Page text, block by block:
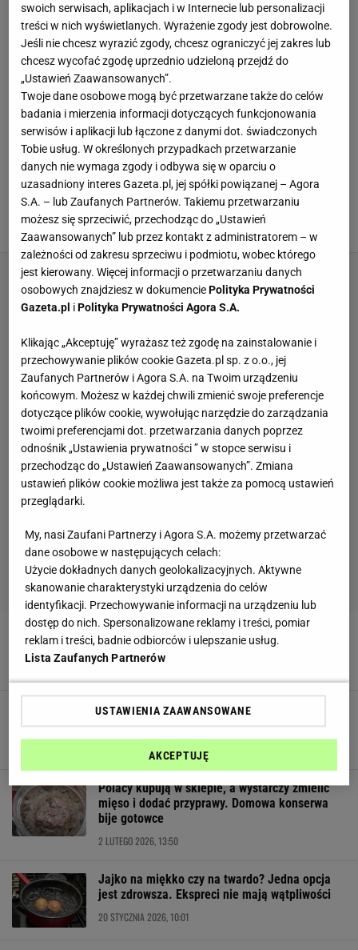
powieści kryminalnych z serii o komisarz Lenie
Rudnickiej. Wolny czas spędza na lekturze thrillerów
i powieści detektywistycznych. Zanim związała się z
portalem Gazeta.pl w grudniu 2022 roku, pracowała
jako copywriter.
WSZYSTKIE ARTYKUŁY
"Użądlenie pszczoły" to hit. Nawet sernik
będzie musiał oddać koronę
18 MARCA 2026, 19:54
Turecka jajecznica bije szakszukę na głowę.
Na jednej porcji się nie skończy
Sos wyjdzie gładki jak krem. Zamiast mąki użyj
innego produktu. Jest w każdym domu
Polacy kupują w sklepie, a wystarczy zmielić
mięso i dodać przyprawy. Domowa konserwa
bije gotowce
2 LUTEGO 2026, 13:50
Jajko na miękko czy na twardo? Jedna opcja
jest zdrowsza. Ekspreci nie mają wątpliwości
20 STYCZNIA 2026, 10:01
swoich serwisach, aplikacjach i w Internecie lub personalizacji
treści w nich wyświetlanych. Wyrażenie zgody jest dobrowolne.
Jeśli nie chcesz wyrazić zgody, chcesz ograniczyć jej zakres lub
chcesz wycofać zgodę uprzednio udzieloną przejdź do
„Ustawień Zaawansowanych”.
Twoje dane osobowe mogą być przetwarzane także do celów
badania i mierzenia informacji dotyczących funkcjonowania
serwisów i aplikacji lub łączone z danymi dot. świadczonych
Tobie usług. W określonych przypadkach przetwarzanie
danych nie wymaga zgody i odbywa się w oparciu o
uzasadniony interes Gazeta.pl, jej spółki powiązanej – Agora
S.A. – lub Zaufanych Partnerów. Takiemu przetwarzaniu
możesz się sprzeciwić, przechodząc do „Ustawień
Zaawansowanych” lub przez kontakt z administratorem – w
zależności od zakresu sprzeciwu i podmiotu, wobec którego
jest kierowany. Więcej informacji o przetwarzaniu danych
osobowych znajdziesz w dokumenciePolityka Prywatności
Gazeta.pl iPolityka Prywatności Agora S.A.
Klikając „Akceptuję” wyrażasz też zgodę na zainstalowanie i
przechowywanie plików cookie Gazeta.pl sp. z o.o., jej
Zaufanych Partnerów i Agora S.A. na Twoim urządzeniu
końcowym. Możesz w każdej chwili zmienić swoje preferencje
dotyczące plików cookie, wywołując narzędzie do zarządzania
twoimi preferencjami dot. przetwarzania danych poprzez
odnośnik „Ustawienia prywatności ” w stopce serwisu i
przechodząc do „Ustawień Zaawansowanych”. Zmiana
ustawień plików cookie możliwa jest także za pomocą ustawień
przeglądarki.
My, nasi Zaufani Partnerzy i Agora S.A. możemy przetwarzać
dane osobowe w następujących celach:
Użycie dokładnych danych geolokalizacyjnych. Aktywne
skanowanie charakterystyki urządzenia do celów
identyfikacji. Przechowywanie informacji na urządzeniu lub
dostęp do nich. Spersonalizowane reklamy i treści, pomiar
reklam i treści, badnie odbiorców i ulepszanie usług.
Lista Zaufanych Partnerów
USTAWIENIA ZAAWANSOWANE
AKCEPTUJĘ